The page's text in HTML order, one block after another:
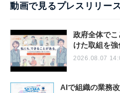
動画で見るプレスリリー
政府全体で
けた取組を
2026.08.07
AIで組織の業務